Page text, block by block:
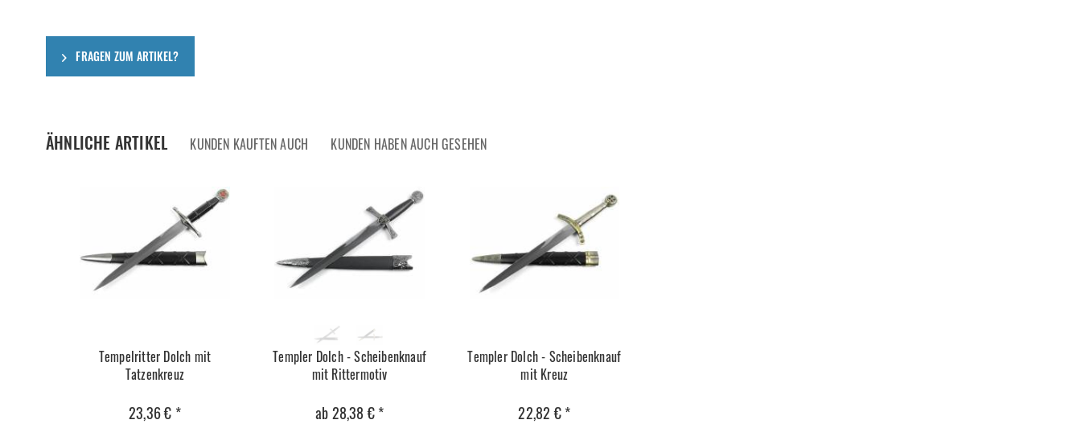
FRAGEN ZUM ARTIKEL?
ÄHNLICHE ARTIKEL KUNDEN KAUFTEN AUCH KUNDEN HABEN AUCH GESEHEN
Tempelritter Dolch mit
Tatzenkreuz
23,36 € *
Templer Dolch - Scheibenknauf
mit Rittermotiv
ab 28,38 € *
Templer Dolch - Scheibenknauf
mit Kreuz
22,82 € *